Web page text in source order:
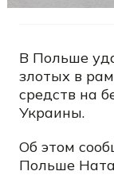
В Польше
злотых в
средств на
Украины.
Об этом
Польше